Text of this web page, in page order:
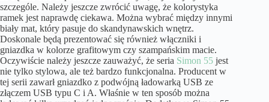
szczególe. Należy jeszcze zwrócić uwagę, że kolorystyka
ramek jest naprawdę ciekawa. Można wybrać między innymi
biały mat, który pasuje do skandynawskich wnętrz.
Doskonale będą prezentować się również włączniki i
gniazdka w kolorze grafitowym czy szampańskim macie.
Oczywiście należy jeszcze zauważyć, że seria Simon 55 jest
nie tylko stylowa, ale też bardzo funkcjonalna. Producent w
tej serii zawarł gniazdko z podwójną ładowarką USB ze
złączem USB typu C i A. Właśnie w ten sposób można